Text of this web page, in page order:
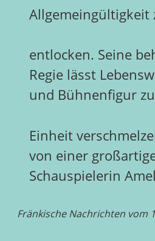
Allgemeingültigkeit
entlocken. Seine
Regie lässt
und Bühnenfigur
Einheit
von einer
Schauspielerin
Fränkische Nachrichten vom